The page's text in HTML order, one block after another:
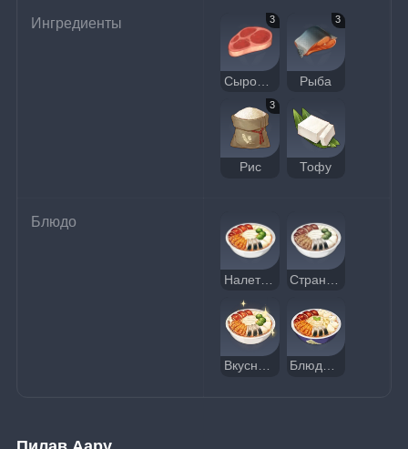
Ингредиенты 3 3
Рыба
3
Рис Тофу
Блюдо
Налетайка
Вкусная налетайка Блюдо без будущего